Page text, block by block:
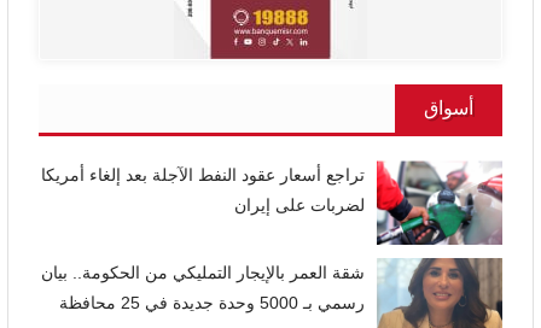
أسواق
تراجع أسعار عقود النفط الآجلة بعد إلغاء أمريكا
لضربات على إيران
شقة العمر بالإيجار التمليكي من الحكومة.. بيان
رسمي بـ 5000 وحدة جديدة في 25 محافظة